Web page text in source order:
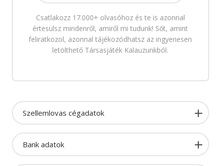
Csatlakozz 17.000+ olvasóhoz és te is azonnal
értesülsz mindenről, amiről mi tudunk! Sőt, amint
feliratkozol, azonnal tájékozódhatsz az ingyenesen
letölthető Társasjáték Kalauzunkból.
Szellemlovas cégadatok
Bank adatok